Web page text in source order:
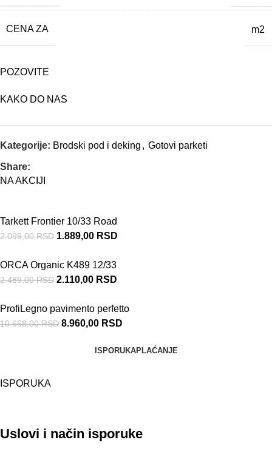
CENA ZA m2
POZOVITE
KAKO DO NAS
Kategorije: Brodski pod i deking , Gotovi parketi
Share:
NA AKCIJI
Tarkett Frontier 10/33 Road
2.099,00RSD 1.889,00 RSD
ORCA Organic K489 12/33
2.489,00RSD 2.110,00 RSD
ProfiLegno pavimento perfetto
10.668,00RSD 8.960,00 RSD
ISPORUKAPLAĆANJE
ISPORUKA
Uslovi i način isporuke